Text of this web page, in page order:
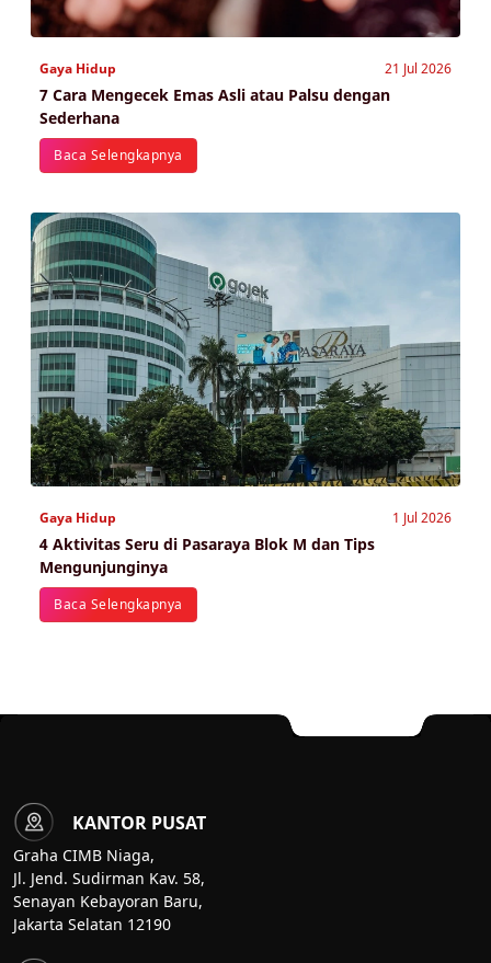
Gaya Hidup 21 Jul 2026
7 Cara Mengecek Emas Asli atau Palsu dengan
Sederhana
Baca Selengkapnya
Gaya Hidup 1 Jul 2026
4 Aktivitas Seru di Pasaraya Blok M dan Tips
Mengunjunginya
Baca Selengkapnya
KANTOR PUSAT
Graha CIMB Niaga,
Jl. Jend. Sudirman Kav. 58,
Senayan Kebayoran Baru,
Jakarta Selatan 12190